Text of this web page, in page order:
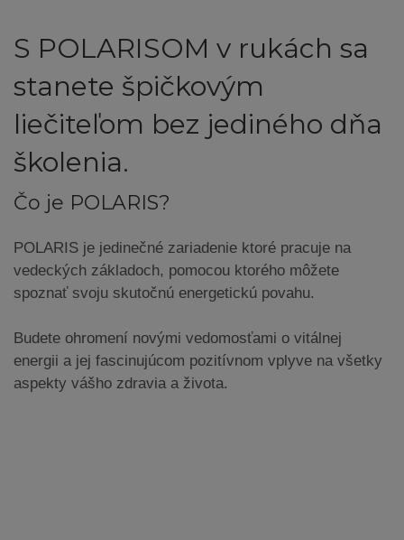
S POLARISOM v rukách sa
stanete špičkovým
liečiteľom bez jediného dňa
školenia.
Čo je POLARIS?
POLARIS je jedinečné zariadenie ktoré pracuje na
vedeckých základoch, pomocou ktorého môžete
spoznať svoju skutočnú energetickú povahu.
Budete ohromení novými vedomosťami o vitálnej
energii a jej fascinujúcom pozitívnom vplyve na všetky
aspekty vášho zdravia a života.